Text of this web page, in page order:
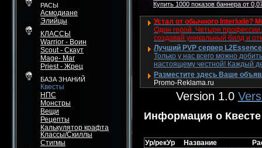
РАСЫ
Асмодиане
Элийцы
КЛАССЫ
Warrior - Воин
Scout - Скаут
Mage- Маг
Priest - Жрец
БАЗА ЗНАНИЙ
Квесты
НПС
Монстры
Вещи
Рецепты
Калькулятор крафта
Классы/Скиллы
Стигмы
Купить 1000 показов баннера от
Устал от обычного Interlude?
Один герой. Четыре
создавай уникальный билд и
Лучший PVP сервер
Только у нас всего можно
настоящему честной! Каждый
Разместите здесь Ваше
Promo-Reklama.ru
Version 1.0
Информация о Квесте
Ур/рекУр Название